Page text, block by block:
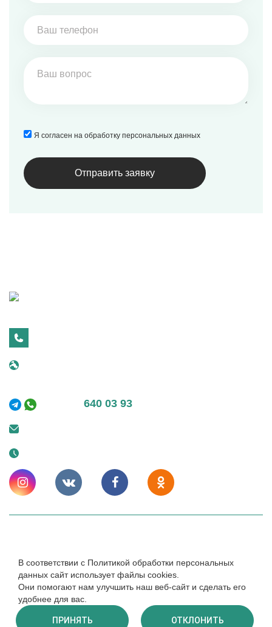
Я согласен на обработку персональных данных
640 03 93
характер и ни при каких условиях не является публичной
офертой.
Создание и продвижение -
В соответствии с Политикой обработки персональных
данных сайт использует файлы cookies.
Они помогают нам улучшить наш веб-сайт и сделать его
удобнее для вас.
ПРИНЯТЬ ОТКЛОНИТЬ